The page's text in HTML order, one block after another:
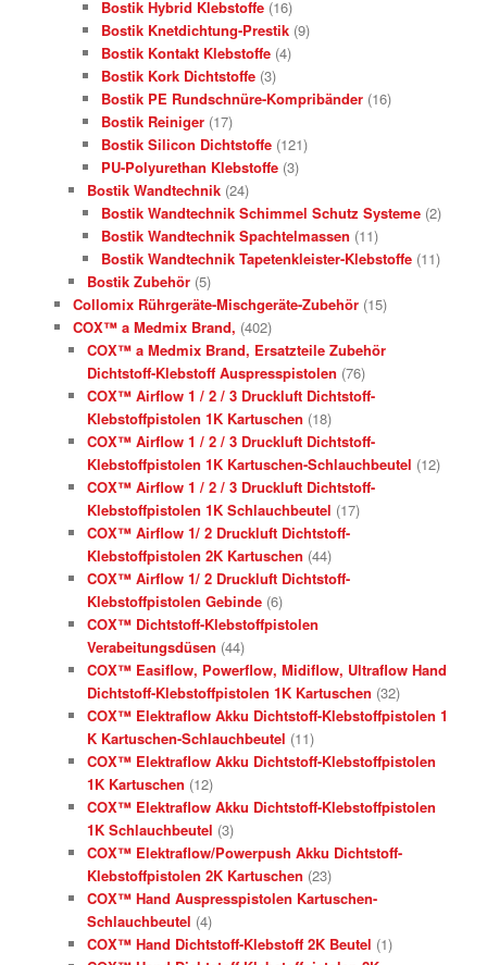
Bostik Hybrid Klebstoffe (16)
Bostik Knetdichtung-Prestik (9)
Bostik Kontakt Klebstoffe (4)
Bostik Kork Dichtstoffe (3)
Bostik PE Rundschnüre-Kompribänder (16)
Bostik Reiniger (17)
Bostik Silicon Dichtstoffe (121)
PU-Polyurethan Klebstoffe (3)
Bostik Wandtechnik (24)
Bostik Wandtechnik Schimmel Schutz Systeme (2)
Bostik Wandtechnik Spachtelmassen (11)
Bostik Wandtechnik Tapetenkleister-Klebstoffe (11)
Bostik Zubehör (5)
Collomix Rührgeräte-Mischgeräte-Zubehör (15)
COX™ a Medmix Brand, (402)
COX™ a Medmix Brand, Ersatzteile Zubehör
Dichtstoff-Klebstoff Auspresspistolen (76)
COX™ Airflow 1 / 2 / 3 Druckluft Dichtstoff-
Klebstoffpistolen 1K Kartuschen (18)
COX™ Airflow 1 / 2 / 3 Druckluft Dichtstoff-
Klebstoffpistolen 1K Kartuschen-Schlauchbeutel (12)
COX™ Airflow 1 / 2 / 3 Druckluft Dichtstoff-
Klebstoffpistolen 1K Schlauchbeutel (17)
COX™ Airflow 1/ 2 Druckluft Dichtstoff-
Klebstoffpistolen 2K Kartuschen (44)
COX™ Airflow 1/ 2 Druckluft Dichtstoff-
Klebstoffpistolen Gebinde (6)
COX™ Dichtstoff-Klebstoffpistolen
Verabeitungsdüsen (44)
COX™ Easiflow, Powerflow, Midiflow, Ultraflow Hand
Dichtstoff-Klebstoffpistolen 1K Kartuschen (32)
COX™ Elektraflow Akku Dichtstoff-Klebstoffpistolen 1
K Kartuschen-Schlauchbeutel (11)
COX™ Elektraflow Akku Dichtstoff-Klebstoffpistolen
1K Kartuschen (12)
COX™ Elektraflow Akku Dichtstoff-Klebstoffpistolen
1K Schlauchbeutel (3)
COX™ Elektraflow/Powerpush Akku Dichtstoff-
Klebstoffpistolen 2K Kartuschen (23)
COX™ Hand Auspresspistolen Kartuschen-
Schlauchbeutel (4)
COX™ Hand Dichtstoff-Klebstoff 2K Beutel (1)